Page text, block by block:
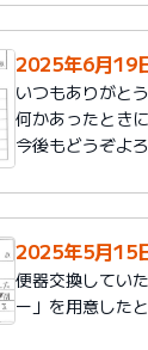
2025年6月19
いつもありがと
何かあったとき
今後もどうぞよ
2025年5月15
便器交換してい
ー」を用意した